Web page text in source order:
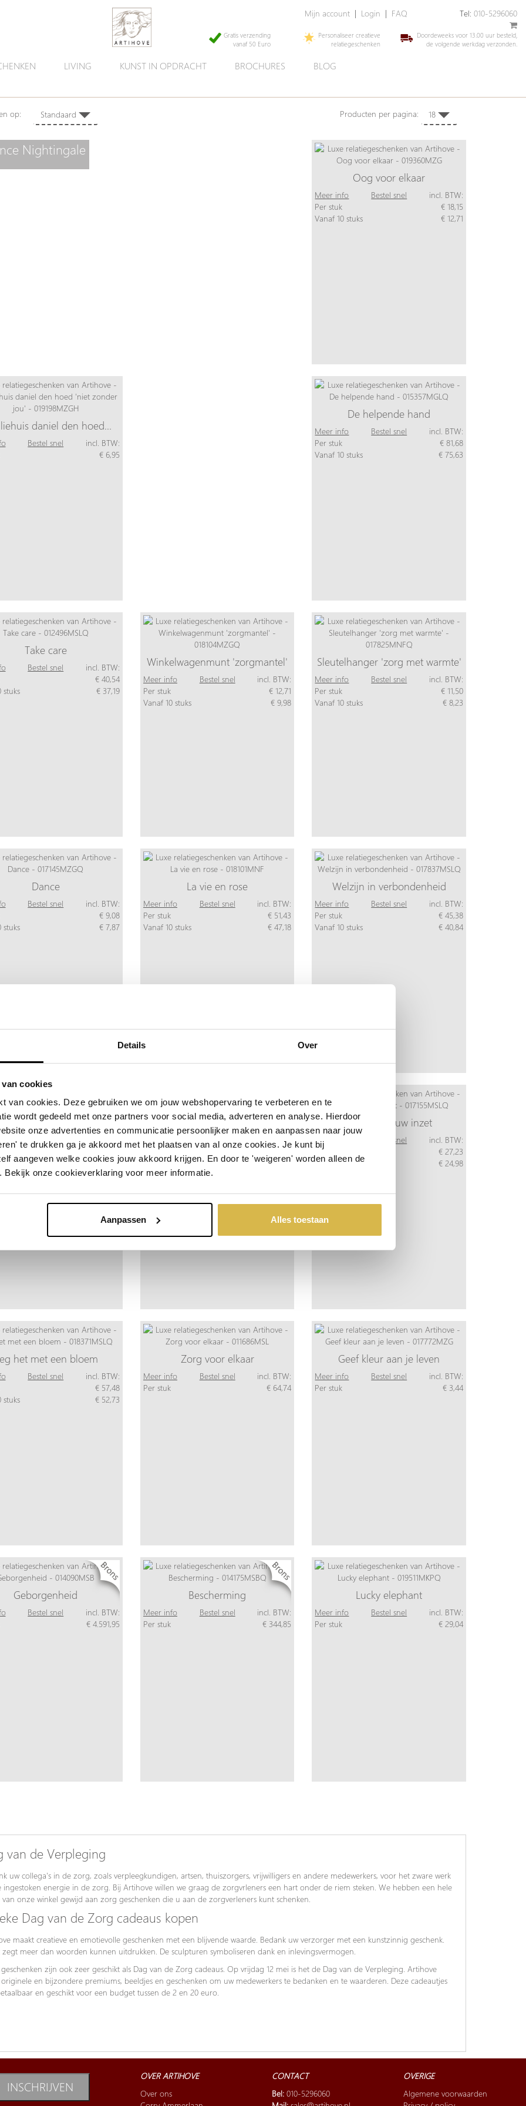
Details Over
cookies
van cookies. Deze gebruiken we om jouw webshopervaring te verbeteren en te
wordt gedeeld met onze partners voor social media, adverteren en analyse. Hierdoor
onze advertenties en communicatie persoonlijker maken en aanpassen naar jouw
te drukken ga je akkoord met het plaatsen van al onze cookies. Je kunt bij
aangeven welke cookies jouw akkoord krijgen. En door te 'weigeren' worden alleen de
Bekijk onze cookieverklaring voor meer informatie.
Aanpassen Alles toestaan
Mijn account Login FAQ Tel: 010-5296060
Gratis verzending
vanaf 50 Euro
Personaliseer creatieve
relatiegeschenken
Doordeweeks voor 13.00 uur besteld,
de volgende werkdag verzonden.
LIVING KUNST IN OPDRACHT BROCHURES BLOG
op: Standaard Producten per pagina: 18
Nightingale
Oog voor elkaar
Meer info Bestel snel
incl. BTW:
Per stuk
€ 18,15
Vanaf 10 stuks
€ 12,71
daniel den hoed…
Bestel snel
incl. BTW:
€ 6,95
De helpende hand
Meer info Bestel snel
incl. BTW:
Per stuk
€ 81,68
Vanaf 10 stuks
€ 75,63
Take care
Bestel snel
incl. BTW:
€ 40,54
stuks
€ 37,19
Winkelwagenmunt 'zorgmantel'
Meer info Bestel snel
incl. BTW:
Per stuk
€ 12,71
Vanaf 10 stuks
€ 9,98
Sleutelhanger 'zorg met warmte'
Meer info Bestel snel
incl. BTW:
Per stuk
€ 11,50
Vanaf 10 stuks
€ 8,23
Dance
Bestel snel
incl. BTW:
€ 9,08
stuks
€ 7,87
La vie en rose
Meer info Bestel snel
incl. BTW:
Per stuk
€ 51,43
Vanaf 10 stuks
€ 47,18
Welzijn in verbondenheid
Meer info Bestel snel
incl. BTW:
Per stuk
€ 45,38
Vanaf 10 stuks
€ 40,84
Hart voor elkaar
Bestel snel
incl. BTW:
stuks
€ 24,98
Geluk
Meer info Bestel snel
incl. BTW:
Per stuk
Vanaf 10 stuks
€ 24,14
Dank voor uw inzet
Meer info Bestel snel
incl. BTW:
Per stuk
€ 27,23
Vanaf 10 stuks
€ 24,98
het met een bloem
Bestel snel
incl. BTW:
€ 57,48
stuks
€ 52,73
Zorg voor elkaar
Meer info Bestel snel
incl. BTW:
Per stuk
€ 64,74
Geef kleur aan je leven
Meer info Bestel snel
incl. BTW:
Per stuk
€ 3,44
Geborgenheid
Bestel snel
incl. BTW:
€ 4.591,95
Bescherming
Meer info Bestel snel
incl. BTW:
Per stuk
€ 344,85
Lucky elephant
Meer info Bestel snel
incl. BTW:
Per stuk
€ 29,04
van de Verpleging
uw collega's in de zorg, zoals verpleegkundigen, artsen, thuiszorgers, vrijwilligers en andere medewerkers, voor het zware werk
ingestoken energie in de zorg. Bij Artihove willen we graag de zorgvrleners een hart onder de riem steken. We hebben een hele
van onze winkel gewijd aan zorg geschenken die u aan de zorgverleners kunt schenken.
Dag van de Zorg cadeaus kopen
maakt creatieve en emotievolle geschenken met een blijvende waarde. Bedank uw verzorger met een kunstzinnig geschenk.
zegt meer dan woorden kunnen uitdrukken. De sculpturen symboliseren dank en inlevingsvermogen.
geschenken zijn ook zeer geschikt als Dag van de Zorg cadeaus. Op vrijdag 12 mei is het de Dag van de Verpleging. Artihove
en bijzondere premiums, beeldjes en geschenken om uw medewerkers te bedanken en te waarderen. Deze cadeautjes
en geschikt voor een budget tussen de 2 en 20 euro.
INSCHRIJVEN
OVER ARTIHOVE
Over ons
CONTACT
Bel: 010-5296060
OVERIGE
Algemene voorwaarden